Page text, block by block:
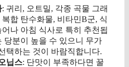
: 귀리, 오트밀, 각종 곡물 그래
합 탄수화물, 비타민B군, 식
나 아침 식사로 특히 추천됩
당분이 높을 수 있으니 무가
택하는 것이 바람직합니다.
닙스: 단맛이 부족하다면 꿀